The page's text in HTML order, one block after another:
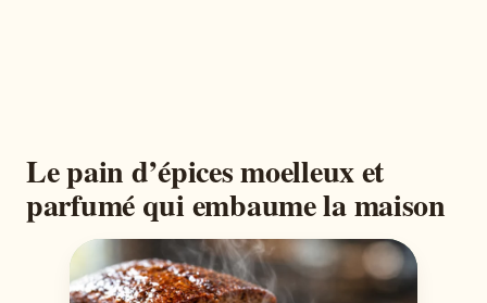
Le pain d’épices moelleux et
parfumé qui embaume la maison